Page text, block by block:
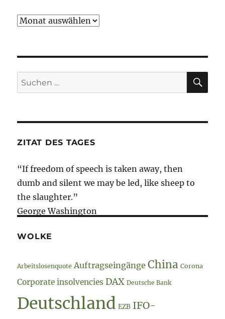
Archiv
Suche
nach:
ZITAT DES TAGES
“If freedom of speech is taken away, then
dumb and silent we may be led, like sheep to
the slaughter.”
George Washington
WOLKE
Arbeitslosenquote Auftragseingänge China Corona
Corporate insolvencies DAX Deutsche Bank
Deutschland EZB IFO-